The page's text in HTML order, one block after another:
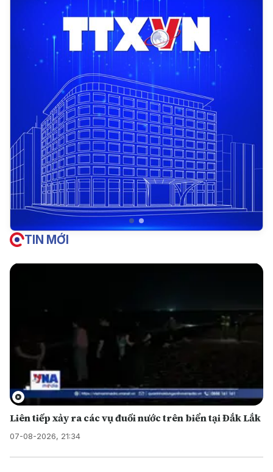
TIN MỚI
Liên tiếp xảy ra các vụ đuối nước trên biển tại Đắk Lắk
07-08-2026, 21:34